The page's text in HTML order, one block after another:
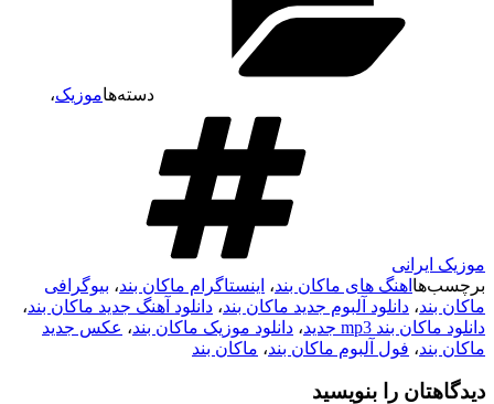
دسته‌هاموزیک،
موزیک ایرانی
برچسب‌ها اهنگ های ماکان بند، اینستاگرام ماکان بند، بیوگرافی
ماکان بند، دانلود آلبوم جدید ماکان بند، دانلود آهنگ جدید ماکان بند،
دانلود ماکان بند mp3 جدید
، دانلود موزیک ماکان بند، عکس جدید
ماکان بند، فول آلبوم ماکان بند، ماکان بند
دیدگاهتان را بنویسید